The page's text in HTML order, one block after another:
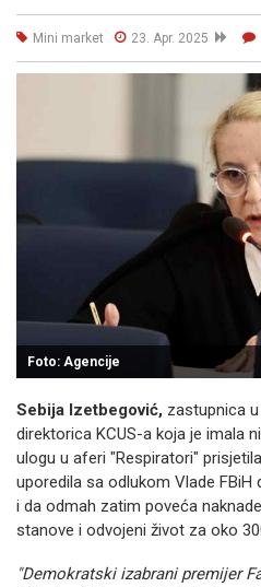
Mini market 23. Apr. 2025
Foto: Agencije
Sebija Izetbegović, zastupnica
direktorica KCUS-a koja je imala
ulogu u aferi "Respiratori"
uporedila sa odlukom Vlade FBiH
i da odmah zatim poveća
stanove i odvojeni život za oko
"Demokratski izabrani premijer